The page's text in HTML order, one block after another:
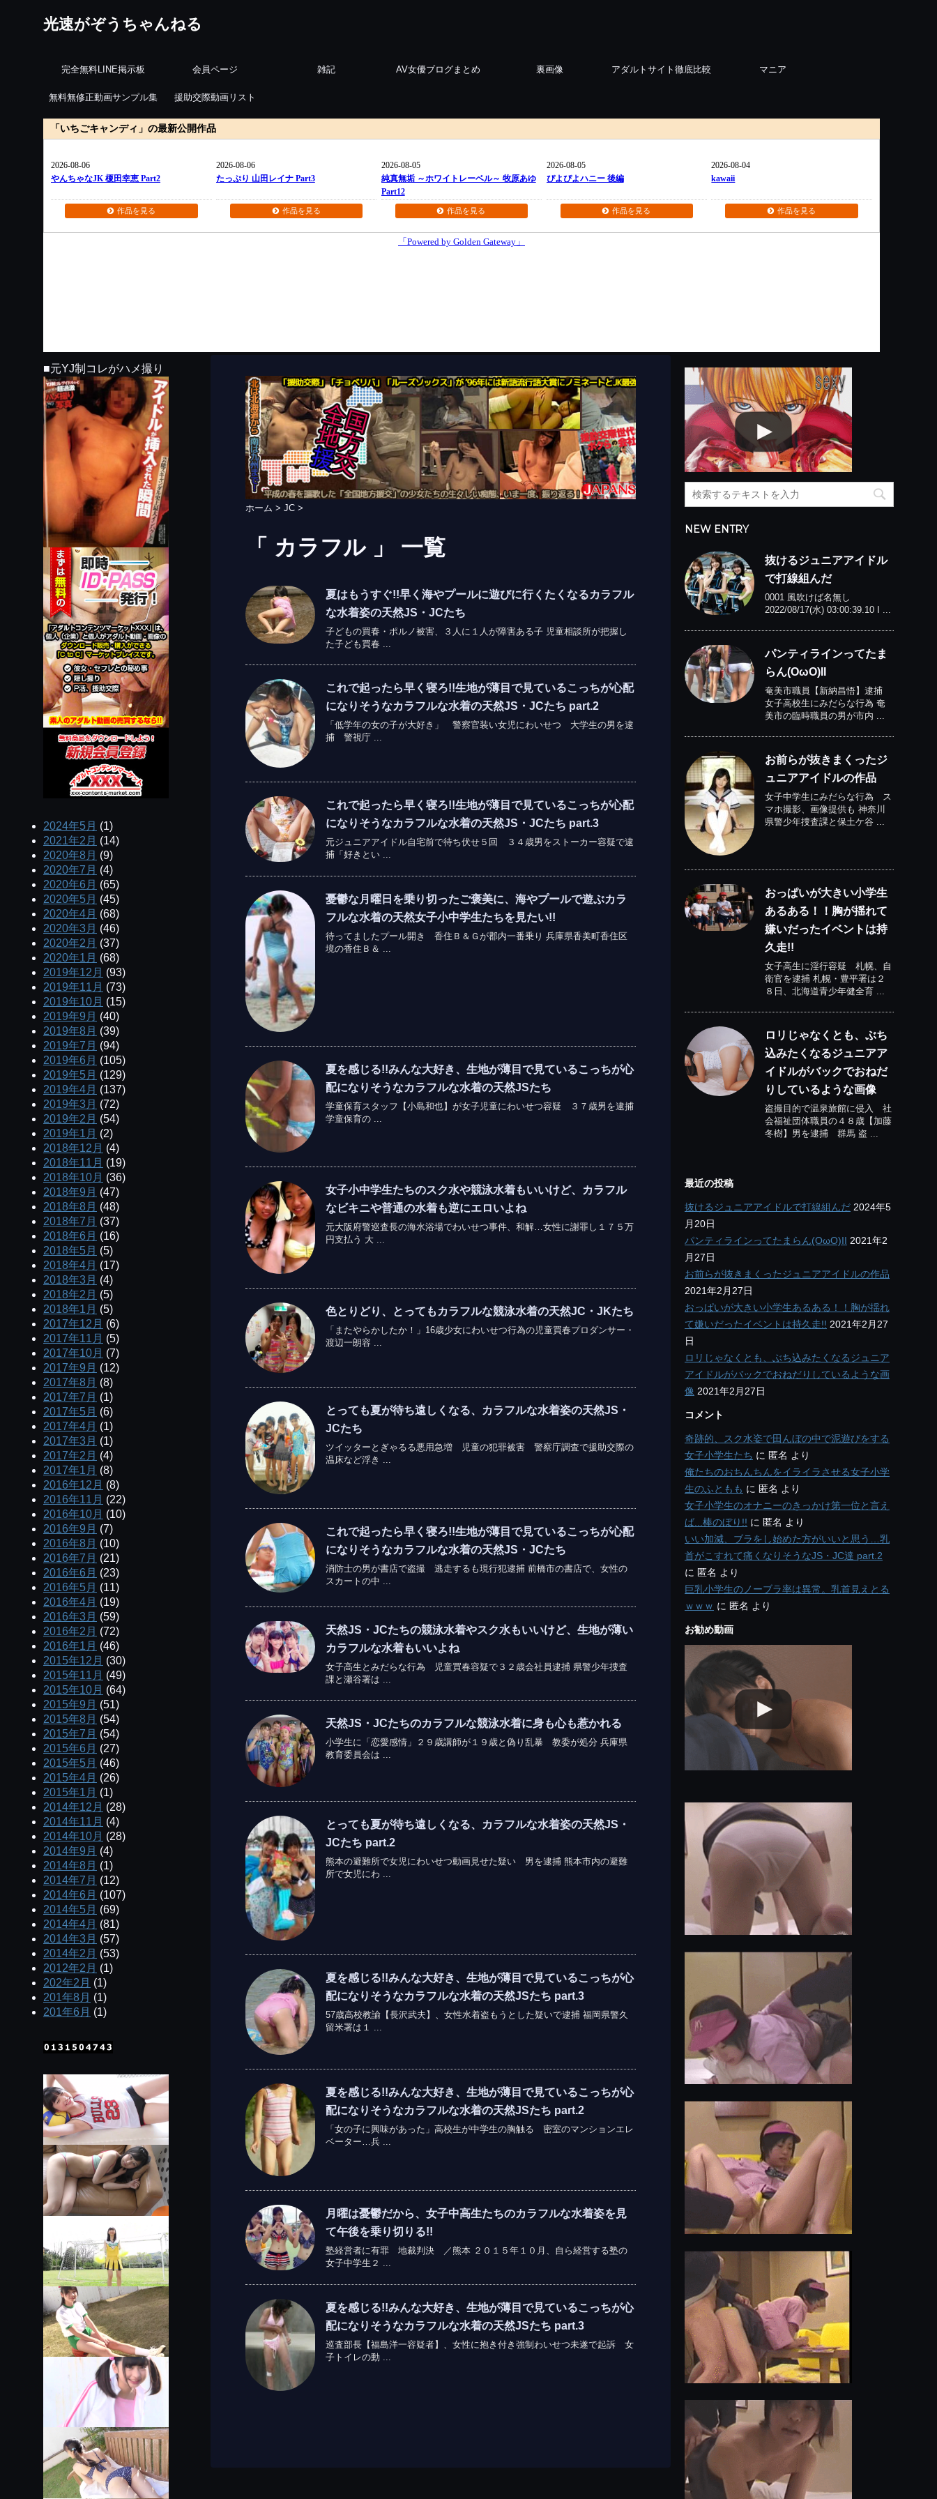
光速がぞうちゃんねる
完全無料LINE掲示板 会員ページ 雑記 AV女優ブログまとめ 裏画像 アダルトサイト徹底比較 マニア
無料無修正動画サンプル集 援助交際動画リスト
ホーム > JC >
「 カラフル 」 一覧
夏はもうすぐ!!早く海やプールに遊びに行くたくなるカラフル
な水着姿の天然JS・JCたち
子どもの買春・ポルノ被害、３人に１人が障害ある子 児童相談所が把握し
た子ども買春 ...
これで起ったら早く寝ろ!!生地が薄目で見ているこっちが心配
になりそうなカラフルな水着の天然JS・JCたち part.2
「低学年の女の子が大好き」 警察官装い女児にわいせつ 大学生の男を逮
捕 警視庁 ...
これで起ったら早く寝ろ!!生地が薄目で見ているこっちが心配
になりそうなカラフルな水着の天然JS・JCたち part.3
元ジュニアアイドル自宅前で待ち伏せ５回 ３４歳男をストーカー容疑で逮
捕「好きとい ...
憂鬱な月曜日を乗り切ったご褒美に、海やプールで遊ぶカラ
フルな水着の天然女子小中学生たちを見たい!!
待ってましたプール開き 香住Ｂ＆Ｇが郡内一番乗り 兵庫県香美町香住区
境の香住Ｂ＆ ...
夏を感じる!!みんな大好き、生地が薄目で見ているこっちが心
配になりそうなカラフルな水着の天然JSたち
学童保育スタッフ【小島和也】が女子児童にわいせつ容疑 ３７歳男を逮捕
学童保育の ...
女子小中学生たちのスク水や競泳水着もいいけど、カラフル
なビキニや普通の水着も逆にエロいよね
元大阪府警巡査長の海水浴場でわいせつ事件、和解…女性に謝罪し１７５万
円支払う 大 ...
色とりどり、とってもカラフルな競泳水着の天然JC・JKたち
「またやらかしたか！」16歳少女にわいせつ行為の児童買春プロダンサー・
渡辺一朗容 ...
とっても夏が待ち遠しくなる、カラフルな水着姿の天然JS・
JCたち
ツイッターとぎゃるる悪用急増 児童の犯罪被害 警察庁調査で援助交際の
温床など浮き ...
これで起ったら早く寝ろ!!生地が薄目で見ているこっちが心配
になりそうなカラフルな水着の天然JS・JCたち
消防士の男が書店で盗撮 逃走するも現行犯逮捕 前橋市の書店で、女性の
スカートの中 ...
天然JS・JCたちの競泳水着やスク水もいいけど、生地が薄い
カラフルな水着もいいよね
女子高生とみだらな行為 児童買春容疑で３２歳会社員逮捕 県警少年捜査
課と瀬谷署は ...
天然JS・JCたちのカラフルな競泳水着に身も心も惹かれる
小学生に「恋愛感情」２９歳講師が１９歳と偽り乱暴 教委が処分 兵庫県
教育委員会は ...
とっても夏が待ち遠しくなる、カラフルな水着姿の天然JS・
JCたち part.2
熊本の避難所で女児にわいせつ動画見せた疑い 男を逮捕 熊本市内の避難
所で女児にわ ...
夏を感じる!!みんな大好き、生地が薄目で見ているこっちが心
配になりそうなカラフルな水着の天然JSたち part.3
57歳高校教諭【長沢武夫】、女性水着盗もうとした疑いで逮捕 福岡県警久
留米署は１ ...
夏を感じる!!みんな大好き、生地が薄目で見ているこっちが心
配になりそうなカラフルな水着の天然JSたち part.2
「女の子に興味があった」高校生が中学生の胸触る 密室のマンションエレ
ベーター…兵 ...
月曜は憂鬱だから、女子中高生たちのカラフルな水着姿を見
て午後を乗り切りる!!
塾経営者に有罪 地裁判決 ／熊本 ２０１５年１０月、自ら経営する塾の
女子中学生２ ...
夏を感じる!!みんな大好き、生地が薄目で見ているこっちが心
配になりそうなカラフルな水着の天然JSたち part.3
巡査部長【福島洋一容疑者】、女性に抱き付き強制わいせつ未遂で起訴 女
子トイレの動 ...
NEW ENTRY
抜けるジュニアアイドル
で打線組んだ
0001 風吹けば名無し
2022/08/17(水) 03:00:39.10 I ...
パンティラインってたま
らん(OωO)II
奄美市職員【新納昌悟】逮捕
女子高校生にみだらな行為 奄
美市の臨時職員の男が市内 ...
お前らが抜きまくったジ
ュニアアイドルの作品
女子中学生にみだらな行為 ス
マホ撮影、画像提供も 神奈川
県警少年捜査課と保土ケ谷 ...
おっぱいが大きい小学生
あるある！！胸が揺れて
嫌いだったイベントは持
久走!!
女子高生に淫行容疑 札幌、自
衛官を逮捕 札幌・豊平署は２
８日、北海道青少年健全育 ...
ロリじゃなくとも、ぶち
込みたくなるジュニアア
イドルがバックでおねだ
りしているような画像
盗撮目的で温泉旅館に侵入 社
会福祉団体職員の４８歳【加藤
冬樹】男を逮捕 群馬 盗 ...
最近の投稿
抜けるジュニアアイドルで打線組んだ 2024年5
月20日
パンティラインってたまらん(OωO)II 2021年2
月27日
お前らが抜きまくったジュニアアイドルの作品
2021年2月27日
おっぱいが大きい小学生あるある！！胸が揺れ
て嫌いだったイベントは持久走!! 2021年2月27
日
ロリじゃなくとも、ぶち込みたくなるジュニア
アイドルがバックでおねだりしているような画
像 2021年2月27日
コメント
奇跡的、スク水姿で田んぼの中で泥遊びをする
女子小学生たち に 匿名 より
俺たちのおちんちんをイライラさせる女子小学
生のふともも に 匿名 より
女子小学生のオナニーのきっかけ第一位と言え
ば...棒のぼり!! に 匿名 より
いい加減、ブラをし始めた方がいいと思う…乳
首がこすれて痛くなりそうなJS・JC達 part.2
に 匿名 より
巨乳小学生のノーブラ率は異常。乳首見えとる
ｗｗｗ に 匿名 より
お勧め動画
■元YJ制コレがハメ撮り
2024年5月 (1)
2021年2月 (14)
2020年8月 (9)
2020年7月 (4)
2020年6月 (65)
2020年5月 (45)
2020年4月 (68)
2020年3月 (46)
2020年2月 (37)
2020年1月 (68)
2019年12月 (93)
2019年11月 (73)
2019年10月 (15)
2019年9月 (40)
2019年8月 (39)
2019年7月 (94)
2019年6月 (105)
2019年5月 (129)
2019年4月 (137)
2019年3月 (72)
2019年2月 (54)
2019年1月 (2)
2018年12月 (4)
2018年11月 (19)
2018年10月 (36)
2018年9月 (47)
2018年8月 (48)
2018年7月 (37)
2018年6月 (16)
2018年5月 (5)
2018年4月 (17)
2018年3月 (4)
2018年2月 (5)
2018年1月 (5)
2017年12月 (6)
2017年11月 (5)
2017年10月 (7)
2017年9月 (12)
2017年8月 (8)
2017年7月 (1)
2017年5月 (6)
2017年4月 (1)
2017年3月 (1)
2017年2月 (4)
2017年1月 (8)
2016年12月 (8)
2016年11月 (22)
2016年10月 (10)
2016年9月 (7)
2016年8月 (10)
2016年7月 (21)
2016年6月 (23)
2016年5月 (11)
2016年4月 (19)
2016年3月 (59)
2016年2月 (72)
2016年1月 (46)
2015年12月 (30)
2015年11月 (49)
2015年10月 (64)
2015年9月 (51)
2015年8月 (54)
2015年7月 (54)
2015年6月 (27)
2015年5月 (46)
2015年4月 (26)
2015年1月 (1)
2014年12月 (28)
2014年11月 (4)
2014年10月 (28)
2014年9月 (4)
2014年8月 (1)
2014年7月 (12)
2014年6月 (107)
2014年5月 (69)
2014年4月 (81)
2014年3月 (57)
2014年2月 (53)
2012年2月 (1)
202年2月 (1)
201年8月 (1)
201年6月 (1)